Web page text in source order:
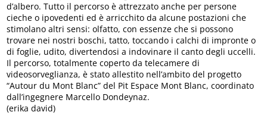
d’albero. Tutto il percorso è attrezzato anche per persone
cieche o ipovedenti ed è arricchito da alcune postazioni che
stimolano altri sensi: olfatto, con essenze che si possono
trovare nei nostri boschi, tatto, toccando i calchi di impronte o
di foglie, udito, divertendosi a indovinare il canto degli uccelli.
Il percorso, totalmente coperto da telecamere di
videosorveglianza, è stato allestito nell’ambito del progetto
“Autour du Mont Blanc” del Pit Espace Mont Blanc, coordinato
dall’ingegnere Marcello Dondeynaz.
(erika david)